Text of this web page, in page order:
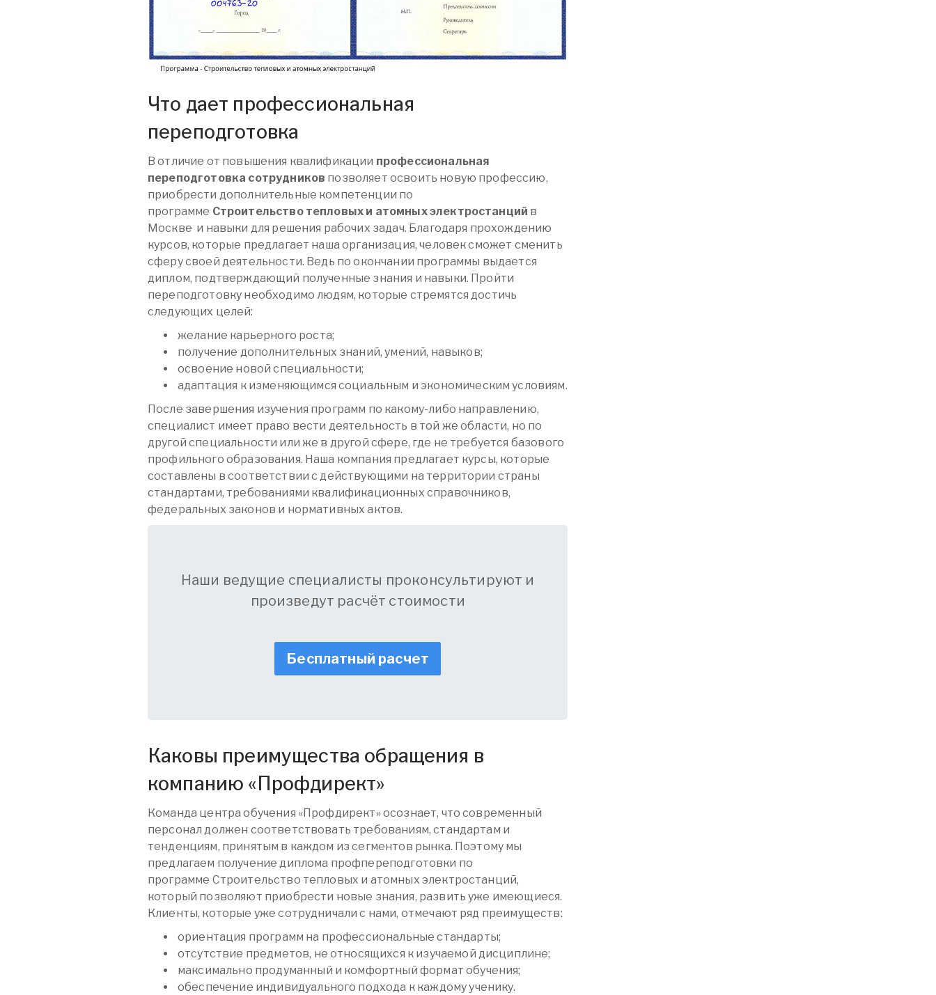
Что дает профессиональная
переподготовка
В отличие от повышения квалификации профессиональная
переподготовка сотрудников позволяет освоить новую профессию,
приобрести дополнительные компетенции по
программе Строительство тепловых и атомных электростанций в
Москве и навыки для решения рабочих задач. Благодаря прохождению
курсов, которые предлагает наша организация, человек сможет сменить
сферу своей деятельности. Ведь по окончании программы выдается
диплом, подтверждающий полученные знания и навыки. Пройти
переподготовку необходимо людям, которые стремятся достичь
следующих целей:
желание карьерного роста;
получение дополнительных знаний, умений, навыков;
освоение новой специальности;
адаптация к изменяющимся социальным и экономическим условиям.
После завершения изучения программ по какому-либо направлению,
специалист имеет право вести деятельность в той же области, но по
другой специальности или же в другой сфере, где не требуется базового
профильного образования. Наша компания предлагает курсы, которые
составлены в соответствии с действующими на территории страны
стандартами, требованиями квалификационных справочников,
федеральных законов и нормативных актов.
Наши ведущие специалисты проконсультируют и
произведут расчёт стоимости
Бесплатный расчет
Каковы преимущества обращения в
компанию « Профдирект»
Команда центра обучения «Профдирект» осознает, что современный
персонал должен соответствовать требованиям, стандартам и
тенденциям, принятым в каждом из сегментов рынка. Поэтому мы
предлагаем получение диплома профпереподготовки по
программе Строительство тепловых и атомных электростанций,
который позволяют приобрести новые знания, развить уже имеющиеся.
Клиенты, которые уже сотрудничали с нами, отмечают ряд преимуществ:
ориентация программ на профессиональные стандарты;
отсутствие предметов, не относящихся к изучаемой дисциплине;
максимально продуманный и комфортный формат обучения;
обеспечение индивидуального подхода к каждому ученику.